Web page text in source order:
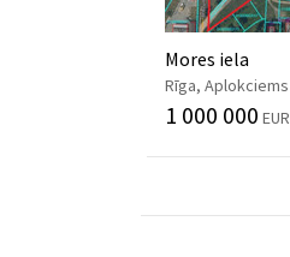
Mores iela
Rīga, Aplokciems
1 000 000 EUR